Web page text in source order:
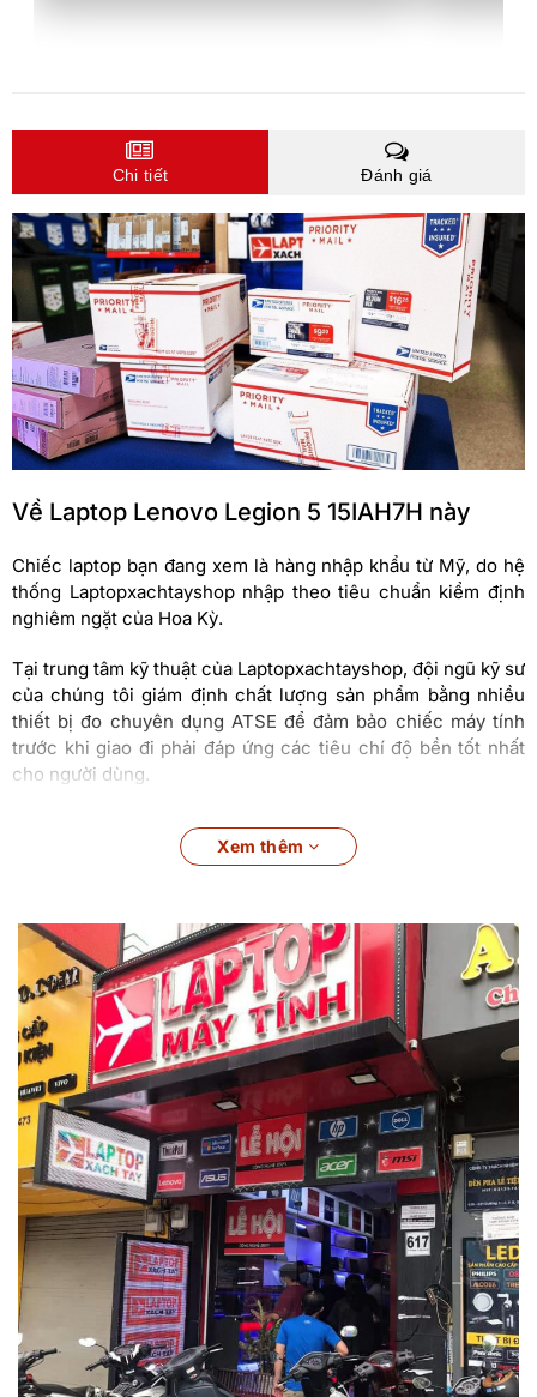
Chi tiết Đánh giá
Về Laptop Lenovo Legion 5 15IAH7H này
Chiếc laptop bạn đang xem là hàng nhập khẩu từ Mỹ, do hệ
thống Laptopxachtayshop nhập theo tiêu chuẩn kiểm định
nghiêm ngặt của Hoa Kỳ.
Tại trung tâm kỹ thuật của Laptopxachtayshop, đội ngũ kỹ sư
của chúng tôi giám định chất lượng sản phẩm bằng nhiều
thiết bị đo chuyên dụng ATSE để đảm bảo chiếc máy tính
trước khi giao đi phải đáp ứng các tiêu chí độ bền tốt nhất
cho người dùng.
Đánh giá chi tiết Lenovo Gaming Legion 5
15IAH7H i7-12700H
đỉnh cao từ bộ vi xử lý Intel Core i7 12700H, card rời RTX
3060 mà sản phẩm còn mang trên mình màn hình 15,6 inch
WQHD 165Hz đáng mơ ước cho mọi game thủ.
Chơi game theo đẳng cấp của riêng bạn
Lenovo Gaming Legion 5 15IAH7 có hiệu năng không thua
kém gì những PC chơi game để bàn hàng đầu khi trang bị bộ
vi xử lý Intel Core i7 12700H. Đây là một trong những con
chip di động mạnh nhất của thế hệ thứ 12 Alder Lake với 14
lõi 20 luồng, tốc độ tối đa 4.70GHz cực khủng. Bạn có thể
chạy những phần mềm nặng, các file dung lượng khổng lồ,
phát trực tiếp, chỉnh sửa ảnh/video, xử lý nhiều công việc
cùng lúc và tất nhiên là cả chơi các tựa game cực nặng hiện
nay. Mọi thứ đều không thành vấn đề trên siêu phẩm laptop
này.
Bước nhảy vọt về đồ họa
Xem thêm